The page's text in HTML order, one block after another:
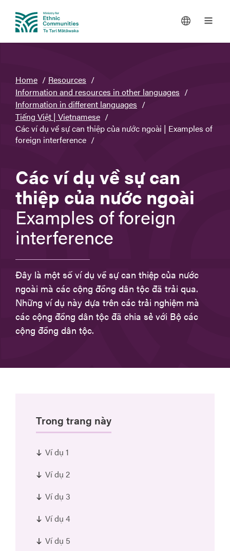
You
are
here
Home
Resources
Information and resources in other languages
Information in different languages
Tiếng Việt | Vietnamese
Các ví dụ về sự can thiệp của nước ngoài | Examples of
foreign interference
Các ví dụ về sự can
thiệp của nước ngoài
Examples of foreign
interference
Đây là một số ví dụ về sự can thiệp của nước
ngoài mà các cộng đồng dân tộc đã trải qua.
Những ví dụ này dựa trên các trải nghiệm mà
các cộng đồng dân tộc đã chia sẻ với Bộ các
cộng đồng dân tộc.
Trong trang này
Ví dụ 1
Ví dụ 2
Ví dụ 3
Ví dụ 4
Ví dụ 5